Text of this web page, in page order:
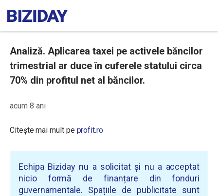
Analiză. Aplicarea taxei pe activele băncilor
trimestrial ar duce în cuferele statului circa
70% din profitul net al băncilor.
acum 8 ani
Citește mai mult pe profit.ro
Echipa Biziday nu a solicitat și nu a acceptat
nicio formă de finanțare din fonduri
guvernamentale. Spațiile de publicitate sunt